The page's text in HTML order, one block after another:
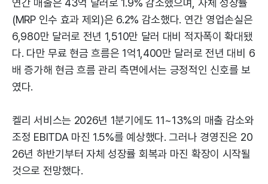
연간 매출은 43억 달러로 1.9% 감소했으며, 자체 성장률
(MRP 인수 효과 제외)은 6.2% 감소했다. 연간 영업손실은
6,980만 달러로 전년 1,510만 달러 대비 적자폭이 확대됐
다. 다만 무료 현금 흐름은 1억1,400만 달러로 전년 대비 6
배 증가해 현금 흐름 관리 측면에서는 긍정적인 신호를 보
였다.
켈리 서비스는 2026년 1분기에도 11~13%의 매출 감소와
조정 EBITDA 마진 1.5%를 예상했다. 그러나 경영진은 20
26년 하반기부터 자체 성장률 회복과 마진 확장이 시작될
것으로 전망했다.